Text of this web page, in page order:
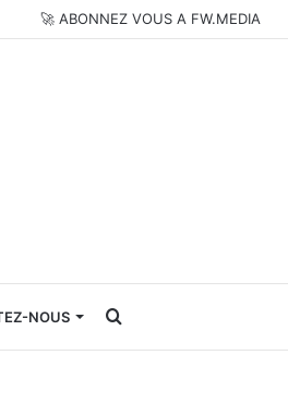
🚀 ABONNEZ VOUS A FW.MEDIA
NOUS Rechercher